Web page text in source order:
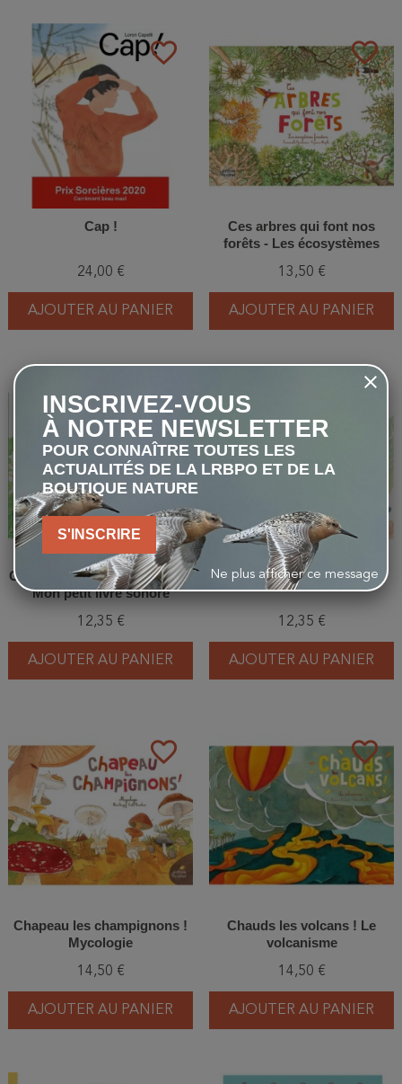
favorite_border
Cap !
24,00 €
AJOUTER AU PANIER
favorite_border
Ces arbres qui font nos
forêts - Les écosystèmes
13,50 €
AJOUTER AU PANIER
favorite_border
Chants d'oiseaux de la forêt -
Mon petit livre sonore
12,35 €
AJOUTER AU PANIER
Chants d'oiseaux du jardin
12,35 €
AJOUTER AU PANIER
favorite_border
Chapeau les champignons !
Mycologie
14,50 €
AJOUTER AU PANIER
favorite_border
Chauds les volcans ! Le
volcanisme
14,50 €
AJOUTER AU PANIER
INSCRIVEZ-VOUS
À NOTRE NEWSLETTER
POUR CONNAÎTRE TOUTES LES
ACTUALITÉS DE LA LRBPO ET DE LA
BOUTIQUE NATURE
S'INSCRIRE
Ne plus afficher ce message